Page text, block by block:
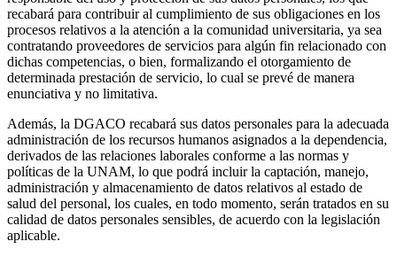
recabará para contribuir al cumplimiento de sus obligaciones en los
procesos relativos a la atención a la comunidad universitaria, ya sea
contratando proveedores de servicios para algún fin relacionado con
dichas competencias, o bien, formalizando el otorgamiento de
determinada prestación de servicio, lo cual se prevé de manera
enunciativa y no limitativa.
Además, la DGACO recabará sus datos personales para la adecuada
administración de los recursos humanos asignados a la dependencia,
derivados de las relaciones laborales conforme a las normas y
políticas de la UNAM, lo que podrá incluir la captación, manejo,
administración y almacenamiento de datos relativos al estado de
salud del personal, los cuales, en todo momento, serán tratados en su
calidad de datos personales sensibles, de acuerdo con la legislación
aplicable.